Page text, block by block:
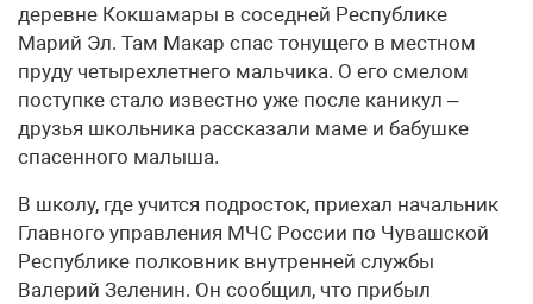
деревне Кокшамары в соседней Республике
Марий Эл. Там Макар спас тонущего в местном
пруду четырехлетнего мальчика. О его смелом
поступке стало известно уже после каникул –
друзья школьника рассказали маме и бабушке
спасенного малыша.
В школу, где учится подросток, приехал начальник
Главного управления МЧС России по Чувашской
Республике полковник внутренней службы
Валерий Зеленин. Он сообщил, что прибыл